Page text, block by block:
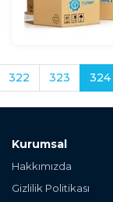
322 323 324
Kurumsal
Hakkımızda
Gizlilik Politikası